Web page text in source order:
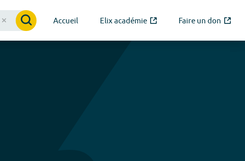
Accueil Elix académie Faire un don